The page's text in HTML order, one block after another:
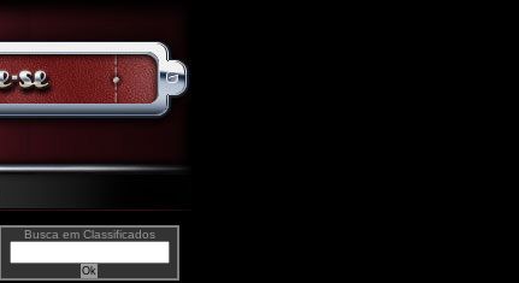
Busca em Classificados